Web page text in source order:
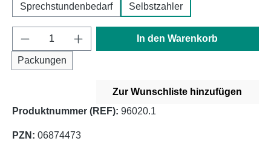
Sprechstundenbedarf Selbstzahler
Produkt Anzahl: Gib den gewünschten
Packungen
In den Warenkorb
Zur Wunschliste hinzufügen
Produktnummer (REF): 96020.1
PZN: 06874473